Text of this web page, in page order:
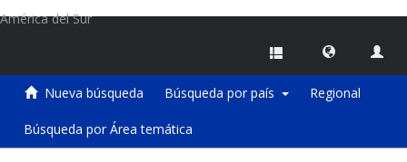
América del Sur
Nueva búsqueda Búsqueda por país Regional
Búsqueda por Área temática